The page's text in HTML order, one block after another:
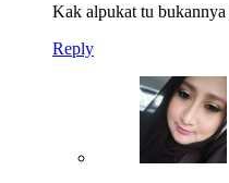
Kak alpukat tu
Reply